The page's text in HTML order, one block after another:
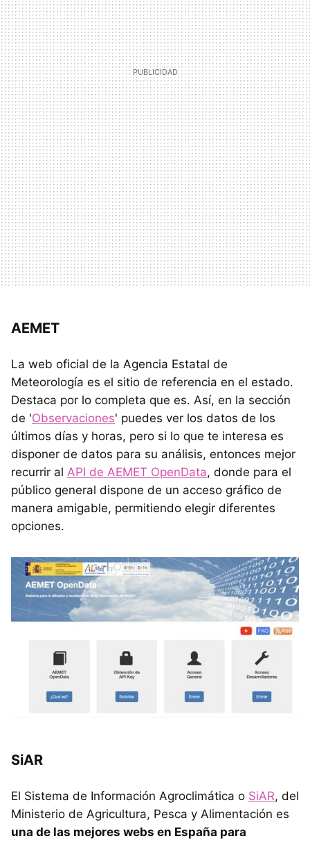
AEMET
La web oficial de la Agencia Estatal de
Meteorología es el sitio de referencia en el estado.
Destaca por lo completa que es. Así, en la sección
de 'Observaciones' puedes ver los datos de los
últimos días y horas, pero si lo que te interesa es
disponer de datos para su análisis, entonces mejor
recurrir al API de AEMET OpenData, donde para el
público general dispone de un acceso gráfico de
manera amigable, permitiendo elegir diferentes
opciones.
SiAR
El Sistema de Información Agroclimática o SiAR, del
Ministerio de Agricultura, Pesca y Alimentación es
una de las mejores webs en España para